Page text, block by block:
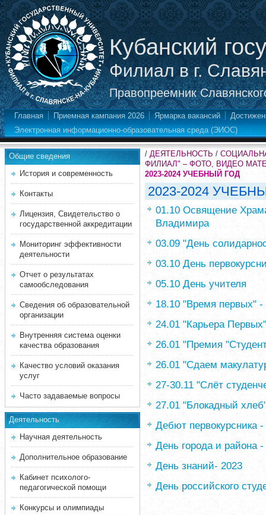
Кубанский
Филиал в г.
Правопреемник
Главная Приемная кампания 2026 Ярмарка вакансий
Электронная информационно-образовательная среда (ЭИОС)
Общие сведения
История и современность
Контакты
Лицензия, Свидетельство о
государственной аккредитации
Мониторинг эффективности
деятельности
Отчет о результатах
самообследования
Сведения об образовательной
организации
Внутренняя система оценки
качества образования
Качество условий оказания
услуг
Часто задаваемые вопросы
Деятельность
Научная деятельность
Дополнительное образование
Кабинет психолого-
педагогической помощи
Конкурсы и олимпиады
/ ДЕЯТЕЛЬНОСТЬ /
ФИЛИАЛ" – ФОТО, ВИДЕО
2023-2024 УЧЕБНЫЙ ГОД
2023-2024
01.10 Освящение
Владимира
03.09 "День
03.10 День
05.10 День учителя
18.10 "Время первых"
24.01 "Карьера Первых"
26.01 "Премия
26.01 "Сдаем
27-30.11 "Слёт
27.01 "Блокадный
Дебют первокурсника -
День города и района -
День знаний- 2023
День российского